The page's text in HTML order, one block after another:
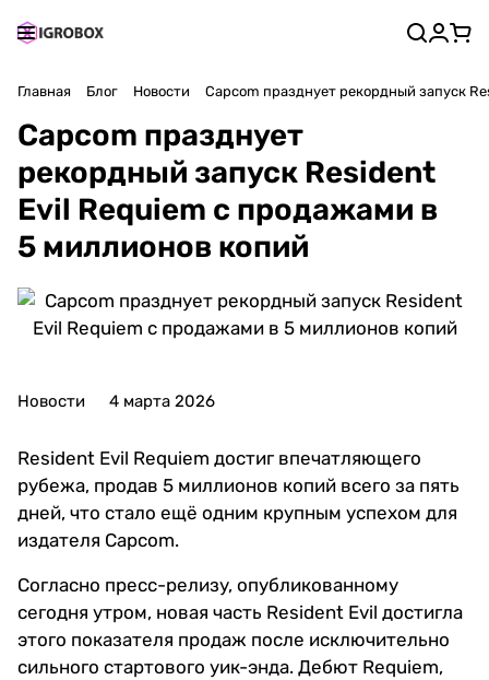
Главная Блог Новости Capcom празднует рекордный запуск
Capcom празднует
рекордный запуск Resident
Evil Requiem с продажами в
5 миллионов копий
Новости 4 марта 2026
Resident Evil Requiem достиг впечатляющего
рубежа, продав 5 миллионов копий всего за пять
дней, что стало ещё одним крупным успехом для
издателя Capcom.
Согласно пресс-релизу, опубликованному
сегодня утром, новая часть Resident Evil достигла
этого показателя продаж после исключительно
сильного стартового уик-энда. Дебют Requiem,